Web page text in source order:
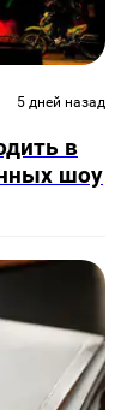
5 дней назад
в
шоу